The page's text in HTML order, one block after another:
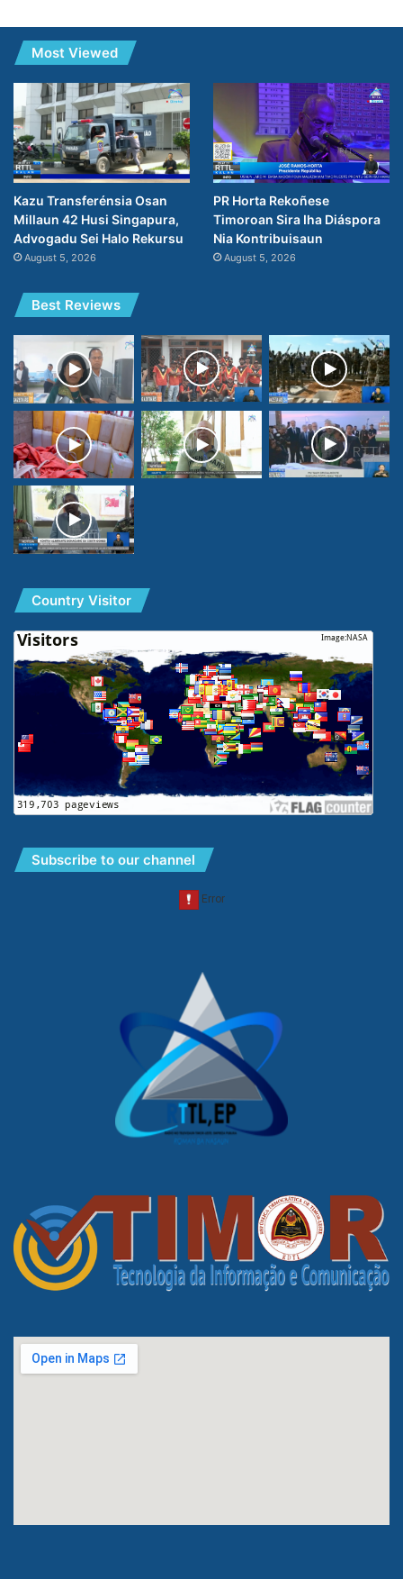
Most Viewed
Kazu Transferénsia Osan
Millaun 42 Husi Singapura,
Advogadu Sei Halo Rekursu
August 5, 2026
PR Horta Rekoñese
Timoroan Sira Iha Diáspora
Nia Kontribuisaun
August 5, 2026
Best Reviews
Country Visitor
Subscribe to our channel